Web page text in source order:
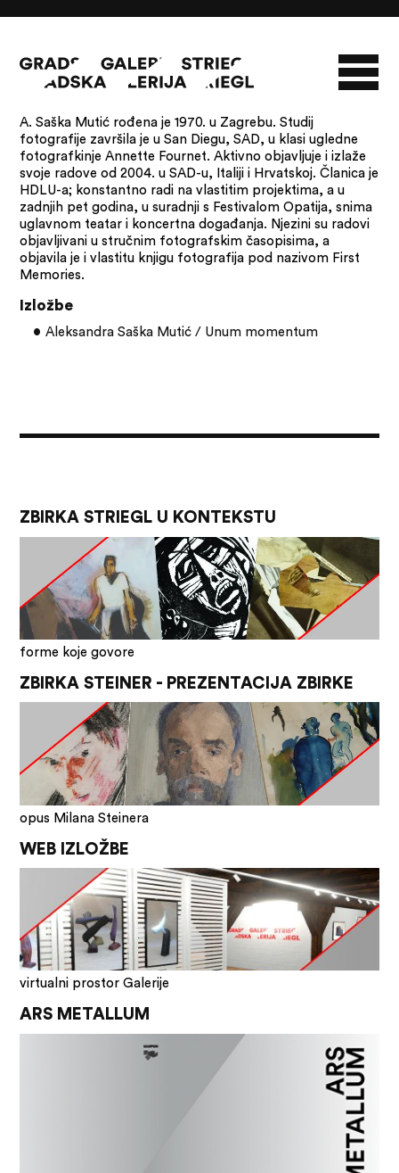
NOVOSTI
O GALERIJI
INFO
SLAVO STRIEGL
ZBIRKA STRIEGL LIKOVNA ZBIRKA
PUBLIKACIJE DOKUMENTI
Članci s oznakom: Aleksandra Saška Mutić
A. Saška Mutić rođena je 1970. u Zagrebu. Studij
fotografije završila je u San Diegu, SAD, u klasi ugledne
fotografkinje Annette Fournet. Aktivno objavljuje i izlaže
svoje radove od 2004. u SAD-u, Italiji i Hrvatskoj. Članica je
HDLU-a; konstantno radi na vlastitim projektima, a u
zadnjih pet godina, u suradnji s Festivalom Opatija, snima
uglavnom teatar i koncertna događanja. Njezini su radovi
objavljivani u stručnim fotografskim časopisima, a
objavila je i vlastitu knjigu fotografija pod nazivom First
Memories.
Izložbe
Aleksandra Saška Mutić / Unum momentum
ZBIRKA STRIEGL U KONTEKSTU
forme koje govore
ZBIRKA STEINER - PREZENTACIJA ZBIRKE
opus Milana Steinera
WEB IZLOŽBE
virtualni prostor Galerije
ARS METALLUM